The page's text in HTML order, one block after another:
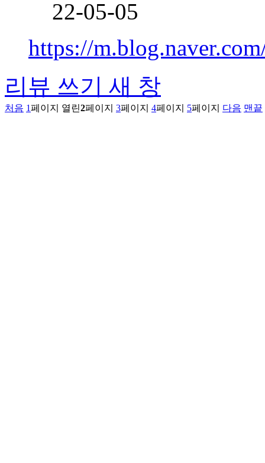
22-05-05
https://
리뷰 쓰기 새 창
처음 1페이지 열린2페이지 3페이지 4페이지 5페이지 다음 맨끝